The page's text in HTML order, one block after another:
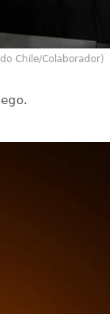
Chile/Colaborador)